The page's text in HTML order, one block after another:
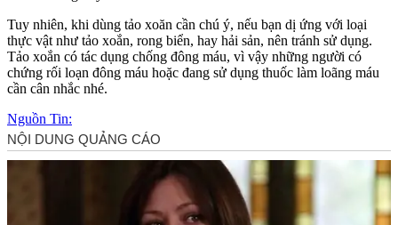
Tuy nhiên, khi dùng tảo xoăn cần chú ý, nếu bạn dị ứng với loại
thực vật như tảo xoắn, rong biển, hay hải sản, nên tránh sử dụng.
Tảo xoắn có tác dụng chống đông máu, vì vậy những người có
chứng rối loạn đông máu hoặc đang sử dụng thuốc làm loãng máu
cần cân nhắc nhé.
Nguồn Tin: